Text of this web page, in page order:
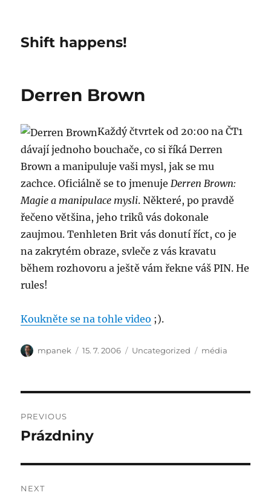
Shift happens!
Derren Brown
Každý čtvrtek od 20:00 na ČT1
dávají jednoho bouchače, co si říká Derren
Brown a manipuluje vaši mysl, jak se mu
zachce. Oficiálně se to jmenuje Derren Brown:
Magie a manipulace mysli. Některé, po pravdě
řečeno většina, jeho triků vás dokonale
zaujmou. Tenhleten Brit vás donutí říct, co je
na zakrytém obraze, svleče z vás kravatu
během rozhovoru a ještě vám řekne váš PIN. He
rules!
Koukněte se na tohle video ;).
Author
mpanek
Posted
15. 7. 2006 Categories
Uncategorized Tags
média
navigation
PREVIOUS
Previous
Prázdniny
NEXT